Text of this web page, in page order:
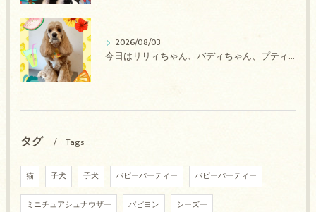
2026/08/03
今日はリリィちゃん、バディちゃん、プティちゃん、ナッツちゃん、レンちゃんのトリミングの紹介です【奈良のエース動物病院】
タグ Tags
猫 子犬 子犬 パピーパーティー パピーパーティー
ミニチュアシュナウザー パピヨン シーズー